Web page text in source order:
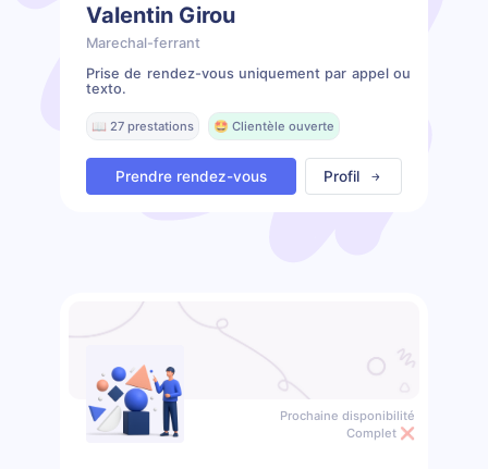
Valentin Girou
Marechal-ferrant
Prise de rendez-vous uniquement par appel ou
texto.
📖 27 prestations 🤩 Clientèle ouverte
Prendre rendez-vous Profil
Prochaine disponibilité
Complet ❌